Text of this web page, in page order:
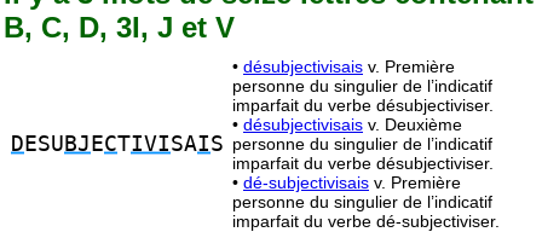
B, C, D, 3I, J et V
D ESU BJ ECTIVISAIS
• désubjectivisais v. Première
personne du singulier de l’indicatif
imparfait du verbe désubjectiviser.
• désubjectivisais v. Deuxième
personne du singulier de l’indicatif
imparfait du verbe désubjectiviser.
• dé-subjectivisais v. Première
personne du singulier de l’indicatif
imparfait du verbe dé-subjectiviser.